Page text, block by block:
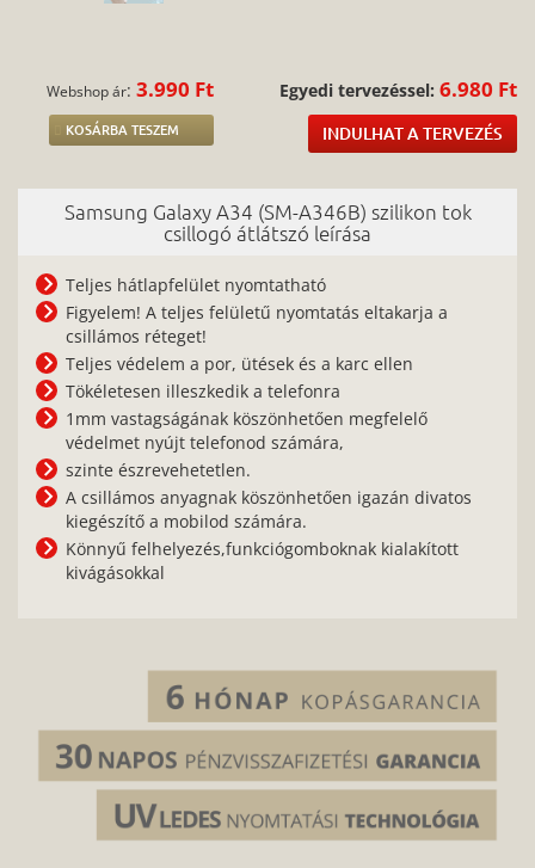
Webshop ár:3.990 Ft
KOSÁRBA TESZEM
Egyedi tervezéssel: 6.980 Ft
INDULHAT A TERVEZÉS
Samsung Galaxy A34 (SM-A346B) szilikon tok
csillogó átlátszó leírása
Teljes hátlapfelület nyomtatható
Figyelem! A teljes felületű nyomtatás eltakarja a
csillámos réteget!
Teljes védelem a por, ütések és a karc ellen
Tökéletesen illeszkedik a telefonra
1mm vastagságának köszönhetően megfelelő
védelmet nyújt telefonod számára,
szinte észrevehetetlen.
A csillámos anyagnak köszönhetően igazán divatos
kiegészítő a mobilod számára.
Könnyű felhelyezés,funkciógomboknak kialakított
kivágásokkal